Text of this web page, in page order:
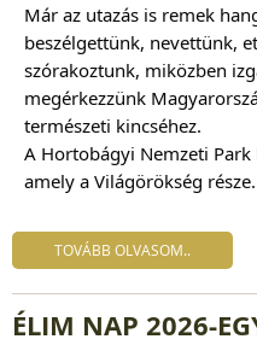
Már az utazás is remek
beszélgettünk, nevettünk,
szórakoztunk, miközben
megérkezzünk
természeti kincséhez.
A Hortobágyi Nemzeti
amely a Világörökség
TOVÁBB OLVASOM..
ÉLIM NAP 2026-